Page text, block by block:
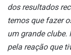
dos resultados
temos que fazer
um grande clube.
pela reação que